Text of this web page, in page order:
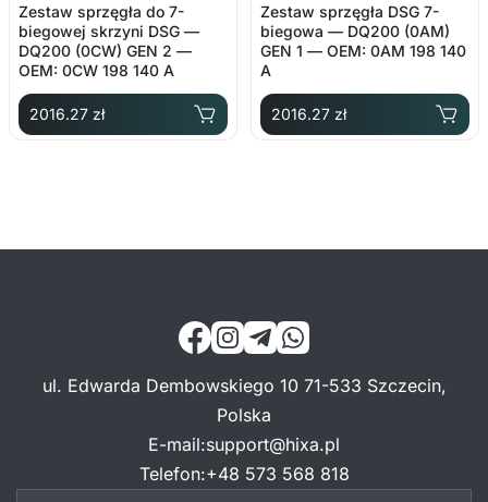
Zestaw sprzęgła do 7-
biegowej skrzyni DSG —
DQ200 (0CW) GEN 2 —
OEM: 0CW 198 140 A
2016.27 zł
Zestaw sprzęgła DSG 7-
biegowa — DQ200 (0AM)
GEN 1 — OEM: 0AM 198 140
A
2016.27 zł
ul. Edwarda Dembowskiego 10 71-533 Szczecin,
Polska
E-mail:support@hixa.pl
Telefon:+48 573 568 818